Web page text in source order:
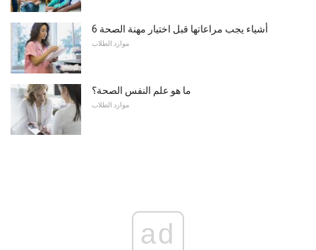
6 أشياء يجب مراعاتها قبل اختيار مهنة الصحة
موارد الطلاب
ما هو علم النفس الصحة؟
موارد الطلاب
ad